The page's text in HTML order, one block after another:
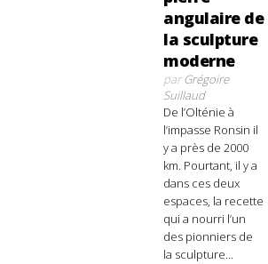
angulaire de
la sculpture
moderne
parGrégoire
Suillaud
De l’Olténie à
l’impasse Ronsin il
y a près de 2000
km. Pourtant, il y a
dans ces deux
espaces, la recette
qui a nourri l’un
des pionniers de
la sculpture...